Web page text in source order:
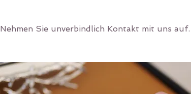
Nehmen Sie unverbindlich Kontakt mit uns